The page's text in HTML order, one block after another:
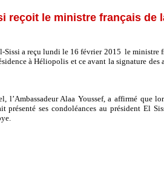
reçoit le ministre français de
Sissi a reçu lundi le 16 février 2015 le ministre
à Héliopolis et ce avant la signature des
l’Ambassadeur Alaa Youssef, a affirmé que
présenté ses condoléances au président El